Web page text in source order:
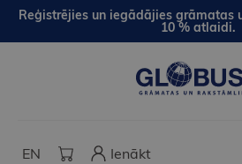
Reģistrējies un iegādājies grāmatas
10 % atlaidi.
EN Ienākt